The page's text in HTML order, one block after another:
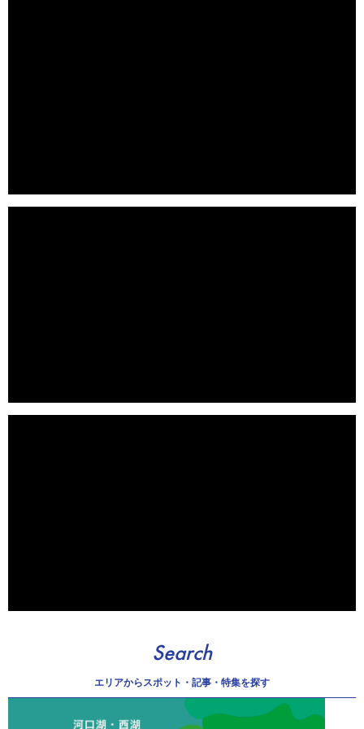
Search
エリアからスポット・記事・特集を探す